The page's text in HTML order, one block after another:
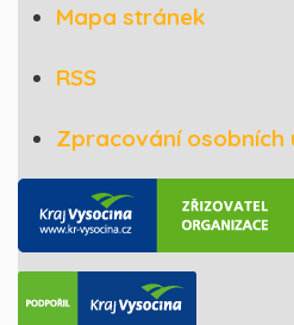
Mapa stránek
RSS
Zpracování osobních